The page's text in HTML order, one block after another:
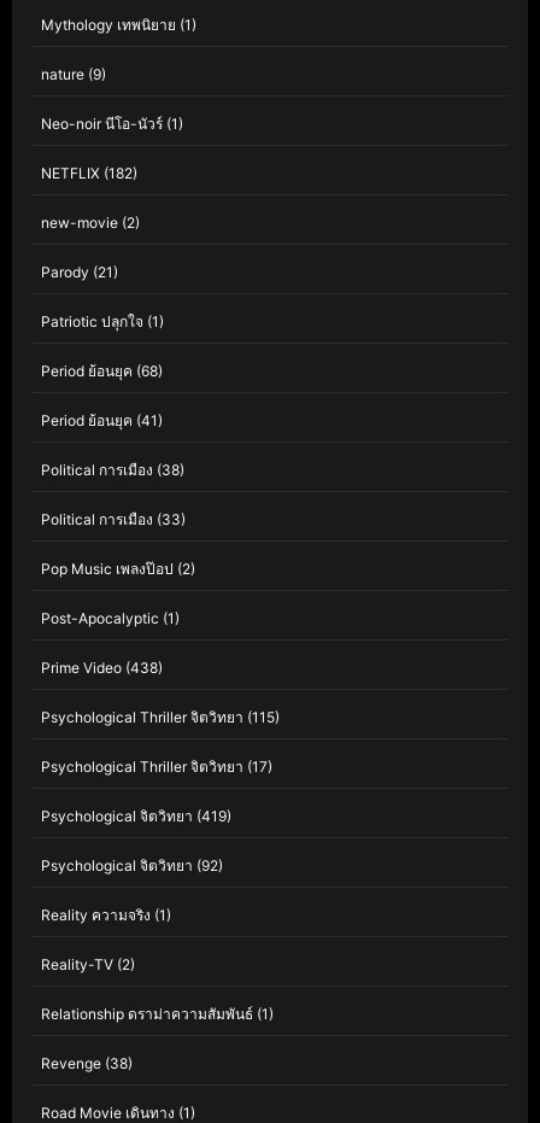
Mythology เทพนิยาย (1)
nature (9)
Neo-noir นีโอ-นัวร์ (1)
NETFLIX (182)
new-movie (2)
Parody (21)
Patriotic ปลุกใจ (1)
Period ย้อนยุค (68)
Period ย้อนยุค (41)
Political การเมือง (38)
Political การเมือง (33)
Pop Music เพลงป๊อป (2)
Post-Apocalyptic (1)
Prime Video (438)
Psychological Thriller จิตวิทยา (115)
Psychological Thriller จิตวิทยา (17)
Psychological จิตวิทยา (419)
Psychological จิตวิทยา (92)
Reality ความจริง (1)
Reality-TV (2)
Relationship ดราม่าความสัมพันธ์ (1)
Revenge (38)
Road Movie เดินทาง (1)